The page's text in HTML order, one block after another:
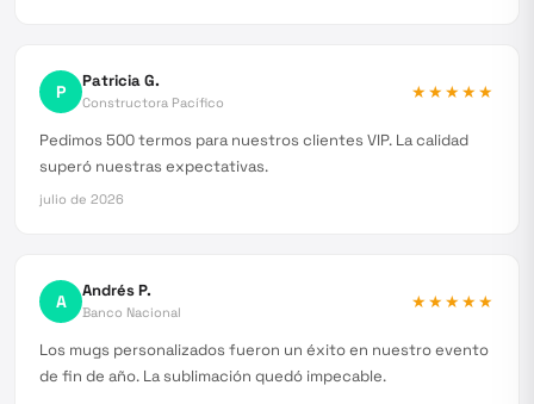
P Patricia G.
Constructora Pacífico
★★★★★
Pedimos 500 termos para nuestros clientes VIP. La calidad
superó nuestras expectativas.
julio de 2026
A Andrés P.
Banco Nacional
★★★★★
Los mugs personalizados fueron un éxito en nuestro evento
de fin de año. La sublimación quedó impecable.